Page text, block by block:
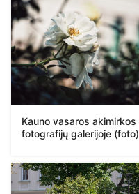
Kauno vasaros akimirkos
fotografijų galerijoje (foto)